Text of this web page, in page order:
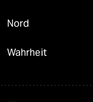
Nord
Wahrheit